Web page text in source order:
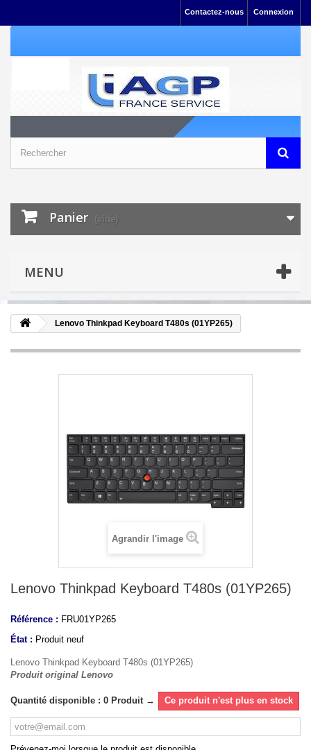
Connexion
Contactez-nous
Panier (vide)
MENU
Lenovo Thinkpad Keyboard T480s (01YP265)
Agrandir l'image
Lenovo Thinkpad Keyboard T480s (01YP265)
Référence : FRU01YP265
État : Produit neuf
Lenovo Thinkpad Keyboard T480s (01YP265)
Produit original Lenovo
Quantité disponible : 0 Produit → Ce produit n'est plus en stock